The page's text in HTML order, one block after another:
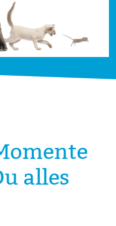
alles